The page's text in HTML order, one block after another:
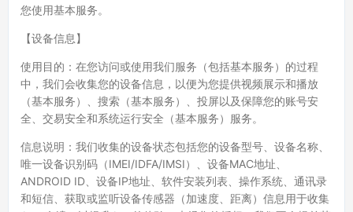
您使用基本服务。
【设备信息】
使用目的：在您访问或使用我们服务（包括基本服务）的过程
中，我们会收集您的设备信息，以便为您提供视频展示和播放
（基本服务）、搜索（基本服务）、投屏以及保障您的账号安
全、交易安全和系统运行安全（基本服务）服务。
信息说明：我们收集的设备状态包括您的设备型号、设备名称、
唯一设备识别码（IMEI/IDFA/IMSI）、设备MAC地址、
ANDROID ID、设备IP地址、软件安装列表、操作系统、通讯录
和短信、获取或监听设备传感器（加速度、距离）信息用于收集